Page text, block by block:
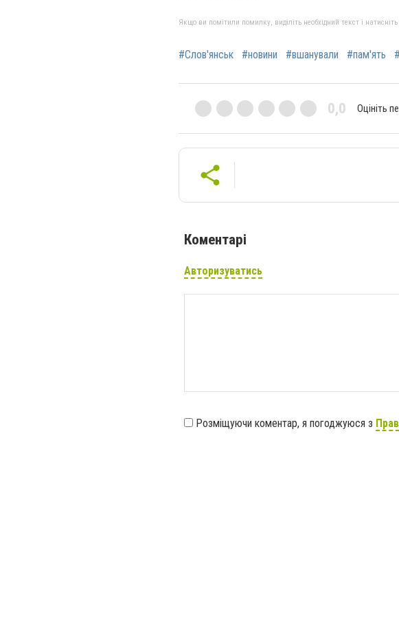
Якщо ви помітили помилку, виділіть необхідний текст і
#Слов'янськ #новини #вшанували #пам'ять
0,0 Оцініть
Коментарі
Авторизуватись
Розміщуючи коментар, я погоджуюся з